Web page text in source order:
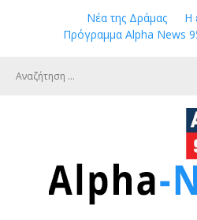
Νέα της Δράμας
Η
Πρόγραμμα Alpha News